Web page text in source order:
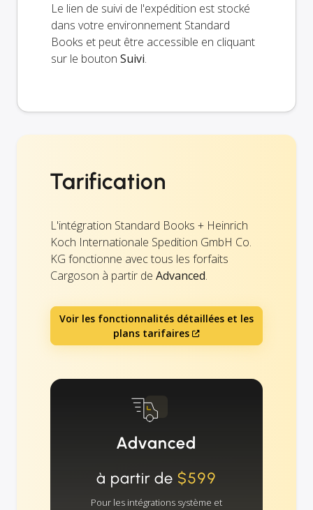
Le lien de suivi de l'expédition est stocké
dans votre environnement Standard
Books et peut être accessible en cliquant
sur le bouton Suivi.
Tarification
L'intégration Standard Books + Heinrich
Koch Internationale Spedition GmbH Co.
KG fonctionne avec tous les forfaits
Cargoson à partir de Advanced.
Voir les fonctionnalités détaillées et les
plans tarifaires
Advanced
à partir de $599
Pour les intégrations système et